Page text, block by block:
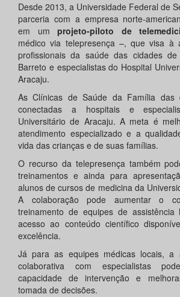
Desde 2013, a Universidade Federal de
parceria com a empresa norte-
em umprojeto-piloto de
médico via telepresença –, que visa à
profissionais da saúde das cidades
Barreto e especialistas do Hospital
Aracaju.
As Clínicas de Saúde da Família das
conectadas a hospitais e
Universitário de Aracaju. A meta é
atendimento especializado e a
vida das crianças e de suas famílias.
O recurso da telepresença também
treinamentos e ainda para
alunos de cursos de medicina da
A colaboração pode aumentar o
treinamento de equipes de
acesso ao conteúdo científico
excelência.
Já para as equipes médicas locais, a
colaborativa com especialistas
capacidade de intervenção e
tomada de decisões.